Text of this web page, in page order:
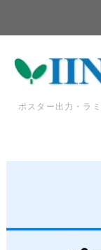
ポスター出力・ラ